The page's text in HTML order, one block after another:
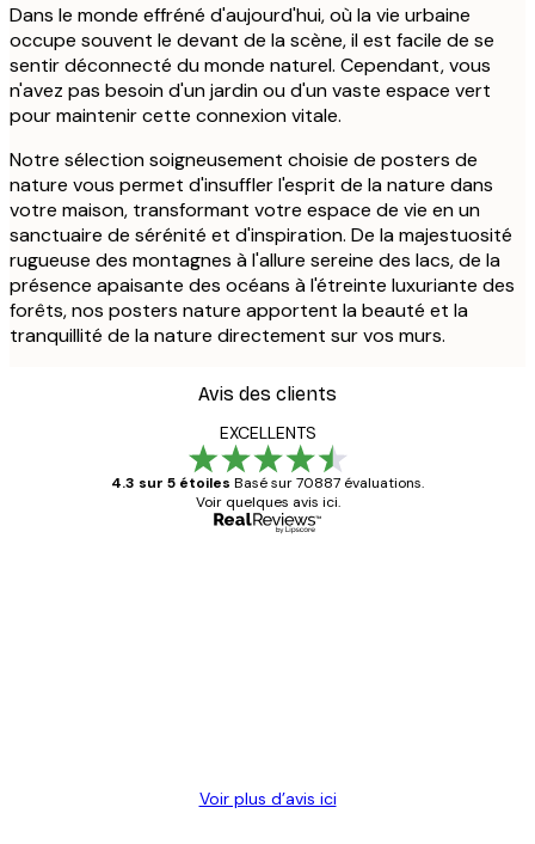
Dans le monde effréné d'aujourd'hui, où la vie urbaine
occupe souvent le devant de la scène, il est facile de se
sentir déconnecté du monde naturel. Cependant, vous
n'avez pas besoin d'un jardin ou d'un vaste espace vert
pour maintenir cette connexion vitale.
Notre sélection soigneusement choisie de posters de
nature vous permet d'insuffler l'esprit de la nature dans
votre maison, transformant votre espace de vie en un
sanctuaire de sérénité et d'inspiration. De la majestuosité
rugueuse des montagnes à l'allure sereine des lacs, de la
présence apaisante des océans à l'étreinte luxuriante des
forêts, nos posters nature apportent la beauté et la
tranquillité de la nature directement sur vos murs.
Avis des clients
EXCELLENTS
4.3 sur 5 étoiles Basé sur 70887 évaluations.
Voir quelques avis ici.
Voir plus d’avis ici